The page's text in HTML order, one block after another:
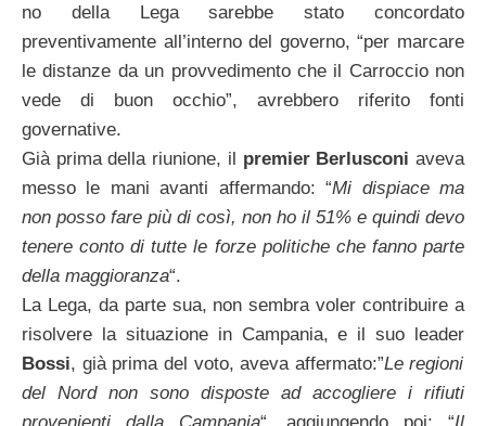
no della Lega sarebbe stato concordato
preventivamente all’interno del governo, “per marcare
le distanze da un provvedimento che il Carroccio non
vede di buon occhio”, avrebbero riferito fonti
governative.
Già prima della riunione, il premier Berlusconi aveva
messo le mani avanti affermando: “Mi dispiace ma
non posso fare più di così, non ho il 51% e quindi devo
tenere conto di tutte le forze politiche che fanno parte
della maggioranza“.
La Lega, da parte sua, non sembra voler contribuire a
risolvere la situazione in Campania, e il suo leader
Bossi, già prima del voto, aveva affermato:”Le regioni
del Nord non sono disposte ad accogliere i rifiuti